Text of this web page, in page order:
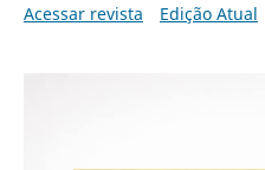
Acessar revista
Edição Atual